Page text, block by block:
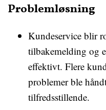
Problemløsning
Kundeservice blir
tilbakemelding og
effektivt. Flere
problemer ble
tilfredsstillende.